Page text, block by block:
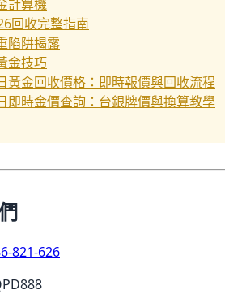
計算機
回收完整指南
陷阱揭露
金技巧
黃金回收價格：即時報價與回收流程
即時金價查詢：台銀牌價與換算教學
821-626